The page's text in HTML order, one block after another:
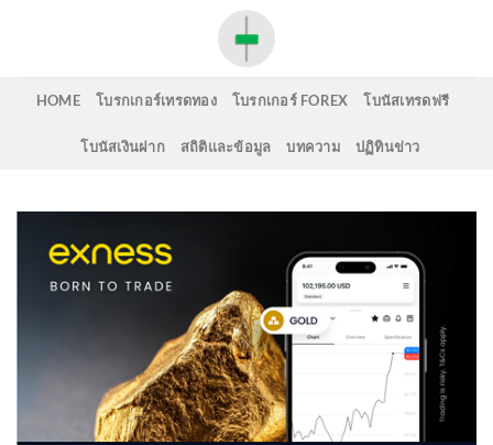
HOME โบรกเกอร์เทรดทอง โบรกเกอร์ FOREX โบนัสเทรดฟรี
โบนัสเงินฝาก สถิติและข้อมูล บทความ ปฏิทินข่าว